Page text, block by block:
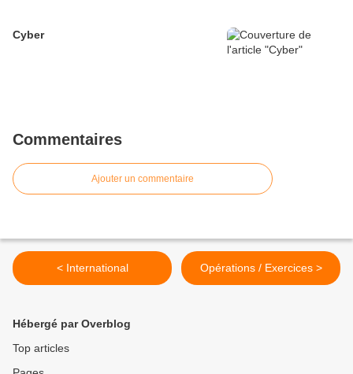
Cyber
Commentaires
Ajouter un commentaire
< International Opérations / Exercices >
Hébergé par Overblog
Top articles